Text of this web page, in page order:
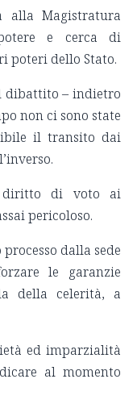
alla Magistratura
e cerca di
poteri dello Stato.
dibattito – indietro
non ci sono state
il transito dai
diritto di voto ai
pericoloso.
dalla sede
le garanzie
della celerità, a
ed imparzialità
al momento